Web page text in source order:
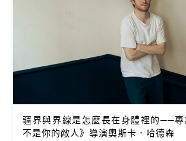
疆界與界線是怎麼長在身體裡的──專
不是你的敵人》導演奧斯卡．哈德森